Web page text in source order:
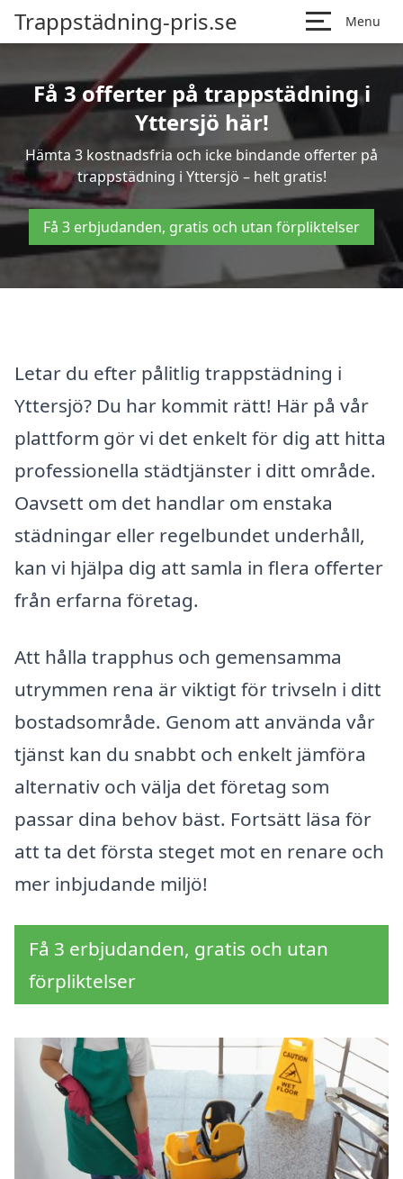
Trappstädning-pris.se Menu
Få 3 offerter på trappstädning i
Yttersjö här!
Hämta 3 kostnadsfria och icke bindande offerter på
trappstädning i Yttersjö – helt gratis!
Få 3 erbjudanden, gratis och utan förpliktelser
Letar du efter pålitlig trappstädning i
Yttersjö? Du har kommit rätt! Här på vår
plattform gör vi det enkelt för dig att hitta
professionella städtjänster i ditt område.
Oavsett om det handlar om enstaka
städningar eller regelbundet underhåll,
kan vi hjälpa dig att samla in flera offerter
från erfarna företag.
Att hålla trapphus och gemensamma
utrymmen rena är viktigt för trivseln i ditt
bostadsområde. Genom att använda vår
tjänst kan du snabbt och enkelt jämföra
alternativ och välja det företag som
passar dina behov bäst. Fortsätt läsa för
att ta det första steget mot en renare och
mer inbjudande miljö!
Få 3 erbjudanden, gratis och utan
förpliktelser